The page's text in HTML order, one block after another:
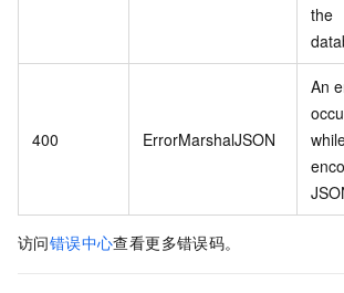
the
400 ErrorMarshalJSON
An
访问错误中心查看更多错误码。